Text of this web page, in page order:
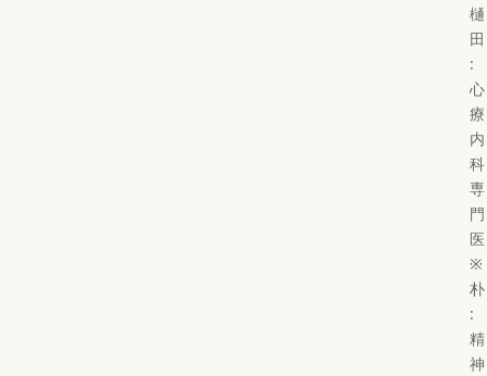
樋
田
:
心
療
内
科
専
門
医
※
朴
:
精
神